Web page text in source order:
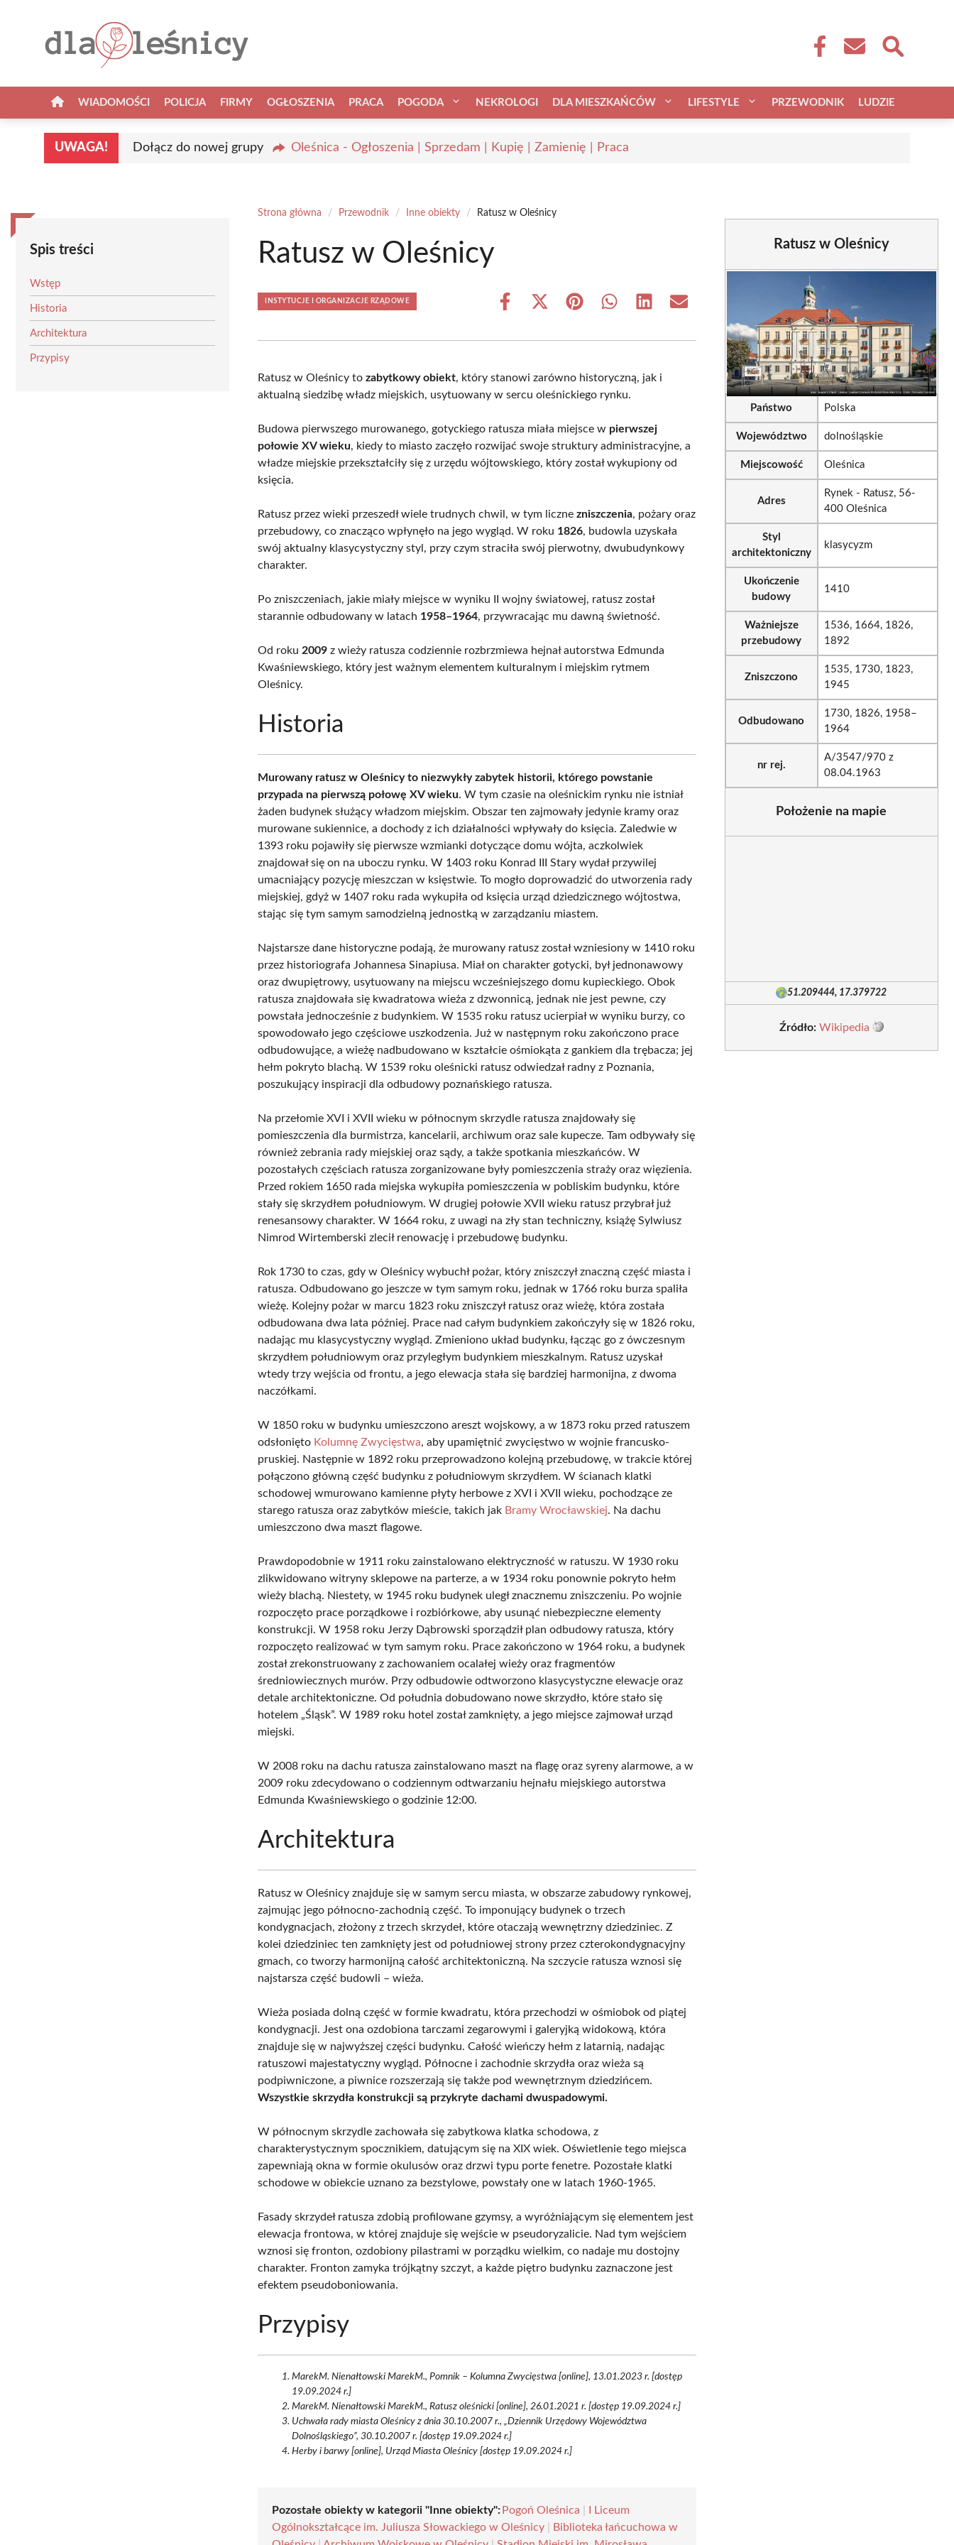
WIADOMOŚCI POLICJA FIRMY OGŁOSZENIA PRACA POGODA NEKROLOGI DLA MIESZKAŃCÓW LIFESTYLE PRZEWODNIK LUDZIE
UWAGA! Dołącz do nowej grupy Oleśnica - Ogłoszenia | Sprzedam | Kupię | Zamienię | Praca
Spis treści
Wstęp
Historia
Architektura
Przypisy
Strona główna / Przewodnik / Inne obiekty / Ratusz w Oleśnicy
Ratusz w Oleśnicy
INSTYTUCJE I ORGANIZACJE RZĄDOWE
Share
Share
(Twitter)
Share Share Share Share
Ratusz w Oleśnicy tozabytkowy obiekt, który stanowi zarówno historyczną, jak i
aktualną siedzibę władz miejskich, usytuowany w sercu oleśnickiego rynku.
Budowa pierwszego murowanego, gotyckiego ratusza miała miejsce w pierwszej
połowie XV wieku, kiedy to miasto zaczęło rozwijać swoje struktury administracyjne, a
władze miejskie przekształciły się z urzędu wójtowskiego, który został wykupiony od
księcia.
Ratusz przez wieki przeszedł wiele trudnych chwil, w tym licznezniszczenia, pożary oraz
przebudowy, co znacząco wpłynęło na jego wygląd. W roku 1826, budowla uzyskała
swój aktualny klasycystyczny styl, przy czym straciła swój pierwotny, dwubudynkowy
charakter.
Po zniszczeniach, jakie miały miejsce w wyniku II wojny światowej, ratusz został
starannie odbudowany w latach 1958–1964, przywracając mu dawną świetność.
Od roku 2009 z wieży ratusza codziennie rozbrzmiewa hejnał autorstwa Edmunda
Kwaśniewskiego, który jest ważnym elementem kulturalnym i miejskim rytmem
Oleśnicy.
Historia
Murowany ratusz w Oleśnicy to niezwykły zabytek historii, którego powstanie
przypada na pierwszą połowę XV wieku. W tym czasie na oleśnickim rynku nie istniał
żaden budynek służący władzom miejskim. Obszar ten zajmowały jedynie kramy oraz
murowane sukiennice, a dochody z ich działalności wpływały do księcia. Zaledwie w
1393 roku pojawiły się pierwsze wzmianki dotyczące domu wójta, aczkolwiek
znajdował się on na uboczu rynku. W 1403 roku Konrad III Stary wydał przywilej
umacniający pozycję mieszczan w księstwie. To mogło doprowadzić do utworzenia rady
miejskiej, gdyż w 1407 roku rada wykupiła od księcia urząd dziedzicznego wójtostwa,
stając się tym samym samodzielną jednostką w zarządzaniu miastem.
Najstarsze dane historyczne podają, że murowany ratusz został wzniesiony w 1410 roku
przez historiografa Johannesa Sinapiusa. Miał on charakter gotycki, był jednonawowy
oraz dwupiętrowy, usytuowany na miejscu wcześniejszego domu kupieckiego. Obok
ratusza znajdowała się kwadratowa wieża z dzwonnicą, jednak nie jest pewne, czy
powstała jednocześnie z budynkiem. W 1535 roku ratusz ucierpiał w wyniku burzy, co
spowodowało jego częściowe uszkodzenia. Już w następnym roku zakończono prace
odbudowujące, a wieżę nadbudowano w kształcie ośmiokąta z gankiem dla trębacza; jej
hełm pokryto blachą. W 1539 roku oleśnicki ratusz odwiedzał radny z Poznania,
poszukujący inspiracji dla odbudowy poznańskiego ratusza.
Na przełomie XVI i XVII wieku w północnym skrzydle ratusza znajdowały się
pomieszczenia dla burmistrza, kancelarii, archiwum oraz sale kupecze. Tam odbywały się
również zebrania rady miejskiej oraz sądy, a także spotkania mieszkańców. W
pozostałych częściach ratusza zorganizowane były pomieszczenia straży oraz więzienia.
Przed rokiem 1650 rada miejska wykupiła pomieszczenia w pobliskim budynku, które
stały się skrzydłem południowym. W drugiej połowie XVII wieku ratusz przybrał już
renesansowy charakter. W 1664 roku, z uwagi na zły stan techniczny, książę Sylwiusz
Nimrod Wirtemberski zlecił renowację i przebudowę budynku.
Rok 1730 to czas, gdy w Oleśnicy wybuchł pożar, który zniszczył znaczną część miasta i
ratusza. Odbudowano go jeszcze w tym samym roku, jednak w 1766 roku burza spaliła
wieżę. Kolejny pożar w marcu 1823 roku zniszczył ratusz oraz wieżę, która została
odbudowana dwa lata później. Prace nad całym budynkiem zakończyły się w 1826 roku,
nadając mu klasycystyczny wygląd. Zmieniono układ budynku, łącząc go z ówczesnym
skrzydłem południowym oraz przyległym budynkiem mieszkalnym. Ratusz uzyskał
wtedy trzy wejścia od frontu, a jego elewacja stała się bardziej harmonijna, z dwoma
naczółkami.
W 1850 roku w budynku umieszczono areszt wojskowy, a w 1873 roku przed ratuszem
odsłonięto Kolumnę Zwycięstwa, aby upamiętnić zwycięstwo w wojnie francusko-
pruskiej. Następnie w 1892 roku przeprowadzono kolejną przebudowę, w trakcie której
połączono główną część budynku z południowym skrzydłem. W ścianach klatki
schodowej wmurowano kamienne płyty herbowe z XVI i XVII wieku, pochodzące ze
starego ratusza oraz zabytków mieście, takich jak Bramy Wrocławskiej. Na dachu
umieszczono dwa maszt flagowe.
Prawdopodobnie w 1911 roku zainstalowano elektryczność w ratuszu. W 1930 roku
zlikwidowano witryny sklepowe na parterze, a w 1934 roku ponownie pokryto hełm
wieży blachą. Niestety, w 1945 roku budynek uległ znacznemu zniszczeniu. Po wojnie
rozpoczęto prace porządkowe i rozbiórkowe, aby usunąć niebezpieczne elementy
konstrukcji. W 1958 roku Jerzy Dąbrowski sporządził plan odbudowy ratusza, który
rozpoczęto realizować w tym samym roku. Prace zakończono w 1964 roku, a budynek
został zrekonstruowany z zachowaniem ocalałej wieży oraz fragmentów
średniowiecznych murów. Przy odbudowie odtworzono klasycystyczne elewacje oraz
detale architektoniczne. Od południa dobudowano nowe skrzydło, które stało się
hotelem „Śląsk”. W 1989 roku hotel został zamknięty, a jego miejsce zajmował urząd
miejski.
W 2008 roku na dachu ratusza zainstalowano maszt na flagę oraz syreny alarmowe, a w
2009 roku zdecydowano o codziennym odtwarzaniu hejnału miejskiego autorstwa
Edmunda Kwaśniewskiego o godzinie 12:00.
Architektura
Ratusz w Oleśnicy znajduje się w samym sercu miasta, w obszarze zabudowy rynkowej,
zajmując jego północno-zachodnią część. To imponujący budynek o trzech
kondygnacjach, złożony z trzech skrzydeł, które otaczają wewnętrzny dziedziniec. Z
kolei dziedziniec ten zamknięty jest od południowej strony przez czterokondygnacyjny
gmach, co tworzy harmonijną całość architektoniczną. Na szczycie ratusza wznosi się
najstarsza część budowli – wieża.
Wieża posiada dolną część w formie kwadratu, która przechodzi w ośmiobok od piątej
kondygnacji. Jest ona ozdobiona tarczami zegarowymi i galeryjką widokową, która
znajduje się w najwyższej części budynku. Całość wieńczy hełm z latarnią, nadając
ratuszowi majestatyczny wygląd. Północne i zachodnie skrzydła oraz wieża są
podpiwniczone, a piwnice rozszerzają się także pod wewnętrznym dziedzińcem.
Wszystkie skrzydła konstrukcji są przykryte dachami dwuspadowymi.
W północnym skrzydle zachowała się zabytkowa klatka schodowa, z
charakterystycznym spocznikiem, datującym się na XIX wiek. Oświetlenie tego miejsca
zapewniają okna w formie okulusów oraz drzwi typu porte fenetre. Pozostałe klatki
schodowe w obiekcie uznano za bezstylowe, powstały one w latach 1960-1965.
Fasady skrzydeł ratusza zdobią profilowane gzymsy, a wyróżniającym się elementem jest
elewacja frontowa, w której znajduje się wejście w pseudoryzalicie. Nad tym wejściem
wznosi się fronton, ozdobiony pilastrami w porządku wielkim, co nadaje mu dostojny
charakter. Fronton zamyka trójkątny szczyt, a każde piętro budynku zaznaczone jest
efektem pseudoboniowania.
Przypisy
MarekM. Nienałtowski MarekM., Pomnik – Kolumna Zwycięstwa [online], 13.01.2023 r. [dostęp
19.09.2024 r.]
MarekM. Nienałtowski MarekM., Ratusz oleśnicki [online], 26.01.2021 r. [dostęp 19.09.2024 r.]
Uchwała rady miasta Oleśnicy z dnia 30.10.2007 r., „Dziennik Urzędowy Województwa
Dolnośląskiego”, 30.10.2007 r. [dostęp 19.09.2024 r.]
Herby i barwy [online], Urząd Miasta Oleśnicy [dostęp 19.09.2024 r.]
Pozostałe obiekty w kategorii "Inne obiekty":Pogoń Oleśnica
I Liceum
Ogólnokształcące im. Juliusza Słowackiego w Oleśnicy
Biblioteka łańcuchowa w
Ratusz w Oleśnicy
Państwo Polska
Województwo dolnośląskie
Miejscowość Oleśnica
Adres
Rynek - Ratusz, 56-
400 Oleśnica
Styl
architektoniczny
klasycyzm
Ukończenie
budowy
1410
Ważniejsze
przebudowy
1536, 1664, 1826,
1892
Zniszczono
1535, 1730, 1823,
1945
Odbudowano
1730, 1826, 1958–
1964
nr rej.
A/3547/970 z
08.04.1963
Położenie na mapie
51.209444, 17.379722
Źródło: Wikipedia